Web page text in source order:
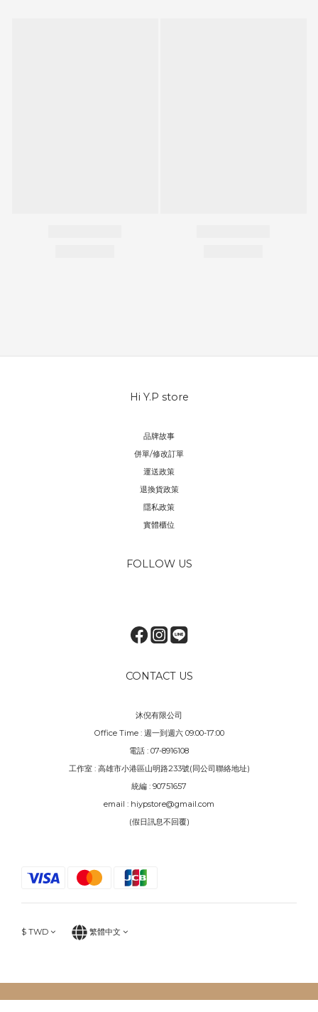
Hi Y.P store
品牌故事
併單/修改訂單
運送政策
退換貨政策
隱私政策
實體櫃位
FOLLOW US
CONTACT US
沐倪有限公司
Office Time : 週一到週六 09:00-17:00
電話 : 07-8916108
工作室 : 高雄市小港區山明路233號(同公司聯絡地址)
統編 : 90751657
email : hiypstore@gmail.com
(假日訊息不回覆)
$ TWD 繁體中文